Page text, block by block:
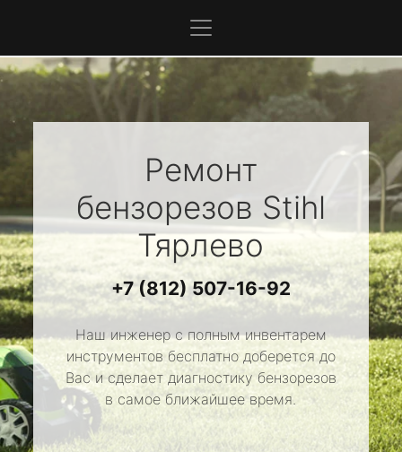
Ремонт
бензорезов Stihl
Тярлево
+7 (812) 507-16-92
Наш инженер с полным инвентарем
инструментов бесплатно доберется до
Вас и сделает диагностику бензорезов
в самое ближайшее время.